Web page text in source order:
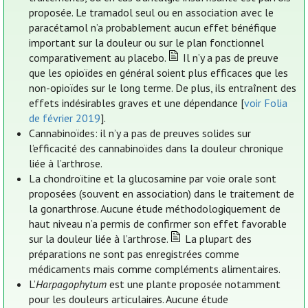
proposée. Le tramadol seul ou en association avec le
paracétamol n’a probablement aucun effet bénéfique
important sur la douleur ou sur le plan fonctionnel
comparativement au placebo.
Il n’y a pas de preuve
que les opioïdes en général soient plus efficaces que les
non-opioïdes sur le long terme. De plus, ils entraînent des
effets indésirables graves et une dépendance [voir Folia
de février 2019].
Cannabinoïdes: il n’y a pas de preuves solides sur
l’efficacité des cannabinoïdes dans la douleur chronique
liée à l’arthrose.
La chondroïtine et la glucosamine par voie orale sont
proposées (souvent en association) dans le traitement de
la gonarthrose. Aucune étude méthodologiquement de
haut niveau n’a permis de confirmer son effet favorable
sur la douleur liée à l’arthrose.
La plupart des
préparations ne sont pas enregistrées comme
médicaments mais comme compléments alimentaires.
L’Harpagophytum est une plante proposée notamment
pour les douleurs articulaires. Aucune étude